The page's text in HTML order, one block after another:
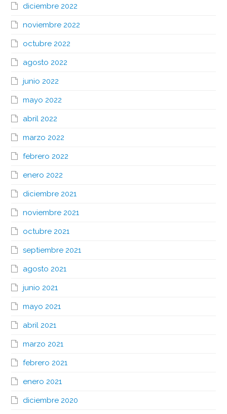
diciembre 2022
noviembre 2022
octubre 2022
agosto 2022
junio 2022
mayo 2022
abril 2022
marzo 2022
febrero 2022
enero 2022
diciembre 2021
noviembre 2021
octubre 2021
septiembre 2021
agosto 2021
junio 2021
mayo 2021
abril 2021
marzo 2021
febrero 2021
enero 2021
diciembre 2020